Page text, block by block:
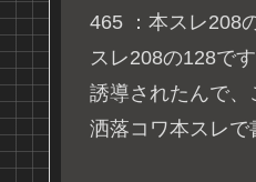
465 ：本スレ208
スレ208の128です
誘導されたんで、
洒落コワ本スレで